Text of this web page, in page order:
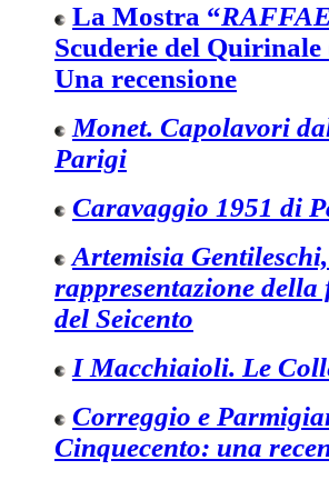
La Mostra “
Scuderie del Quirinale
Una recensione
Monet. Capolavori
Parigi
Caravaggio 1951 di
Artemisia
rappresentazione
del Seicento
I Macchiaioli. Le
Correggio e
Cinquecento: una